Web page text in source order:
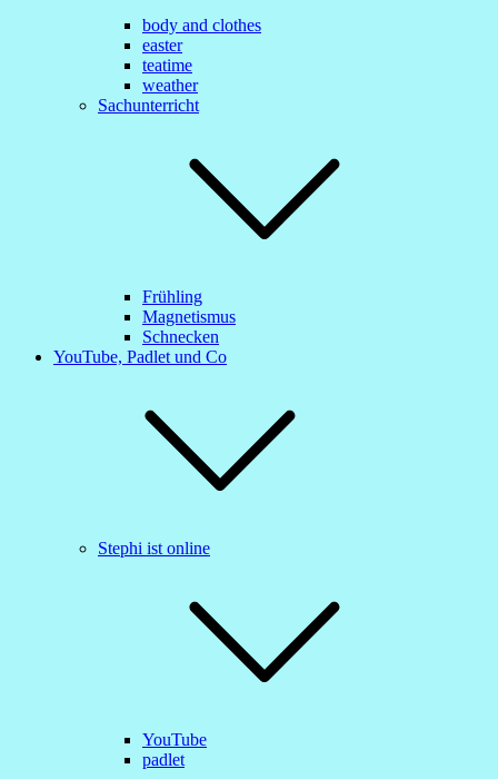
body and clothes
easter
teatime
weather
Sachunterricht
Frühling
Magnetismus
Schnecken
YouTube, Padlet und Co
Stephi ist online
YouTube
padlet